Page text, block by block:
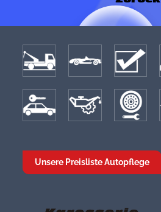
Unsere Preisliste Autopflege